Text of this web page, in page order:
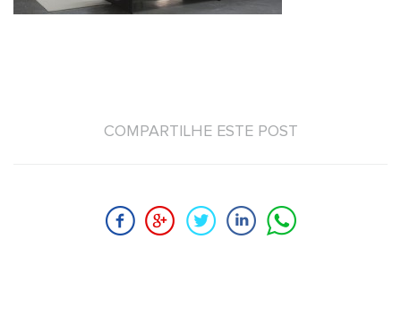
COMPARTILHE ESTE POST